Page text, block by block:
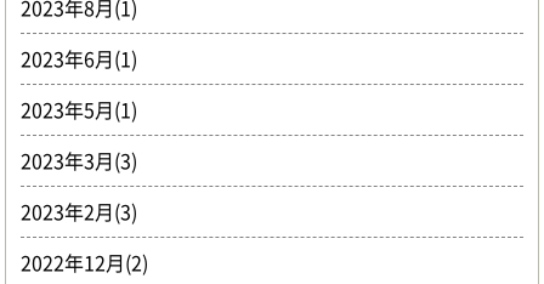
2023年8月(1)
2023年6月(1)
2023年5月(1)
2023年3月(3)
2023年2月(3)
2022年12月(2)